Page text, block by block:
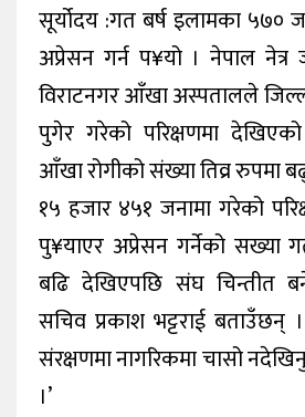
कला/
मनोरन्जन
फोटो
ग्यालरी
निगरानी
सूर्योदय :गत बर्ष इलामका ५७०
अप्रेसन गर्न प¥यो । नेपाल
विराटनगर आँखा अस्पतालले
पुगेर गरेको परिक्षणमा
आँखा रोगीको संख्या तिव्र रुपमा
१५ हजार ४५१ जनामा गरेको
पु¥याएर अप्रेसन गर्नेको सख्या
बढि देखिएपछि संघ चिन्तीत
सचिव प्रकाश भट्टराई
संरक्षणमा नागरिकमा चासो
।’